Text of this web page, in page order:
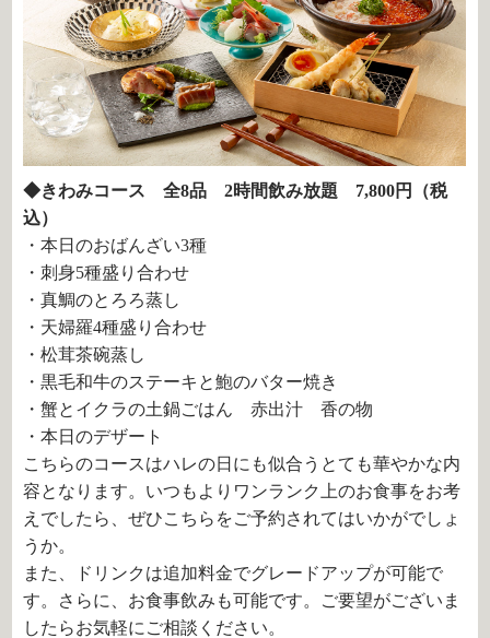
◆きわみコース 全8品 2時間飲み放題 7,800円（税
込）
・本日のおばんざい3種
・刺身5種盛り合わせ
・真鯛のとろろ蒸し
・天婦羅4種盛り合わせ
・松茸茶碗蒸し
・黒毛和牛のステーキと鮑のバター焼き
・蟹とイクラの土鍋ごはん 赤出汁 香の物
・本日のデザート
こちらのコースはハレの日にも似合うとても華やかな内
容となります。いつもよりワンランク上のお食事をお考
えでしたら、ぜひこちらをご予約されてはいかがでしょ
うか。
また、ドリンクは追加料金でグレードアップが可能で
す。さらに、お食事飲みも可能です。ご要望がございま
したらお気軽にご相談ください。